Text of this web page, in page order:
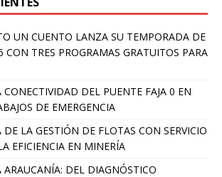
UN CUENTO LANZA SU TEMPORADA DE
CON TRES PROGRAMAS GRATUITOS PARA
CONECTIVIDAD DEL PUENTE FAJA 0 EN
DE EMERGENCIA
LA GESTIÓN DE FLOTAS CON SERVICIO
EFICIENCIA EN MINERÍA
ARAUCANÍA: DEL DIAGNÓSTICO